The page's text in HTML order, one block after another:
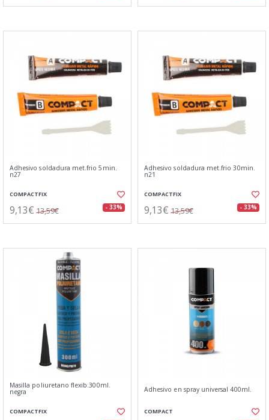
Adhesivo soldadura met.frio 5min.
n27
COMPACTFIX
9,13€ 13,59€ - 33%
Adhesivo soldadura met.frio 30min.
n21
COMPACTFIX
9,13€ 13,59€ - 33%
Masilla poliuretano flexib.300ml.
negra
COMPACTFIX
Adhesivo en spray universal 400ml.
COMPACT